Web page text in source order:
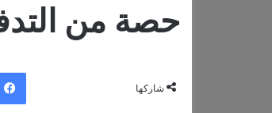
حصة من
شاركها